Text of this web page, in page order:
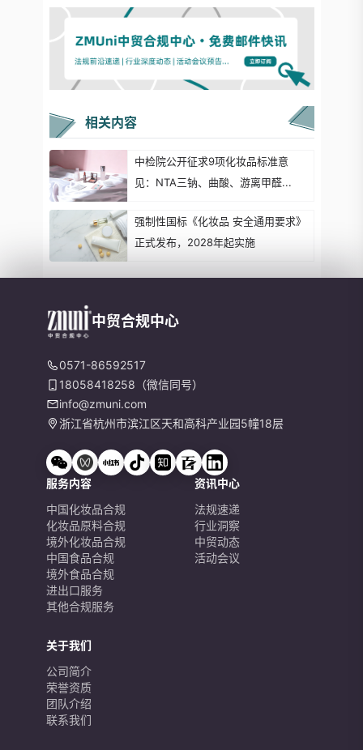
相关内容
中检院公开征求9项化妆品标准意
见：NTA三钠、曲酸、游离甲醛...
强制性国标《化妆品 安全通用要求》
正式发布，2028年起实施
中贸合规中心
0571-86592517
18058418258（微信同号）
info@zmuni.com
浙江省杭州市滨江区天和高科产业园5幢18层
服务内容
中国化妆品合规
化妆品原料合规
境外化妆品合规
中国食品合规
境外食品合规
进出口服务
其他合规服务
资讯中心
法规速递
行业洞察
中贸动态
活动会议
关于我们
公司简介
荣誉资质
团队介绍
联系我们